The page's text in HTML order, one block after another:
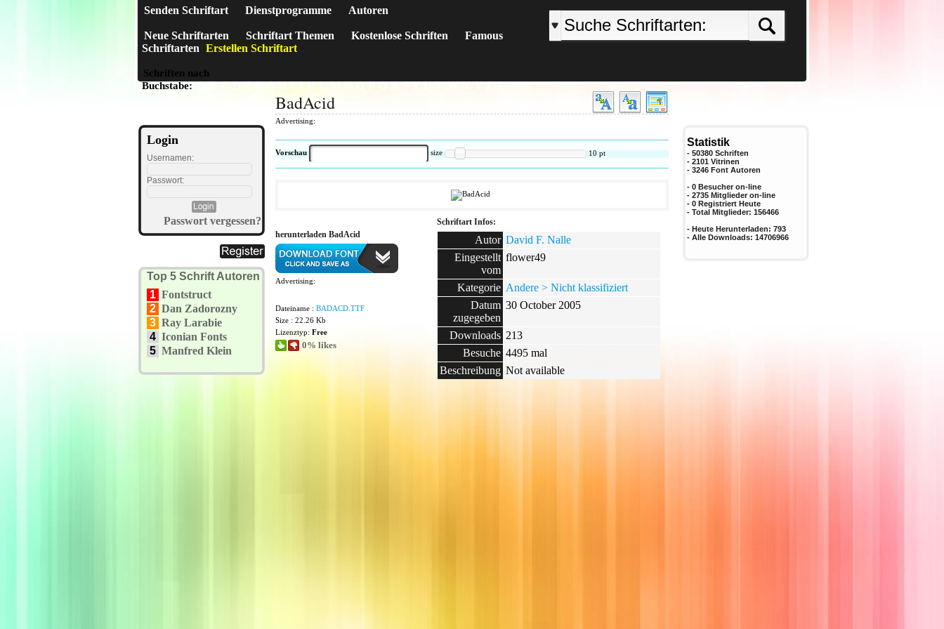
Senden Schriftart Dienstprogramme Autoren
Neue Schriftarten Schriftart Themen Kostenlose Schriften
Famous
Schriftarten Erstellen Schriftart
Schriften nach
Buchstabe: A B C D E F G H I J K L M N O P Q R S T U V W X Y Z #
Login
Usernamen:
Passwort:
Passwort vergessen?
Top 5 Schrift Autoren
1 Fontstruct
2 Dan Zadorozny
3 Ray Larabie
4 Iconian Fonts
5 Manfred Klein
BadAcid
Advertising:
Vorschau size 10 pt
herunterladen BadAcid
Advertising:
Dateiname : BADACD.TTF
Size : 22.26 Kb
Lizenztyp: Free
0% likes
Schriftart Infos:
Autor David F. Nalle
Eingestellt
vom
flower49
Kategorie Andere > Nicht klassifiziert
Datum
zugegeben
30 October 2005
Downloads 213
Besuche 4495 mal
Beschreibung Not available
Statistik
- 50380 Schriften
- 2101 Vitrinen
- 3246 Font Autoren
- 0 Besucher on-line
- 2735 Mitglieder on-line
- 0 Registriert Heute
- Total Mitglieder: 156466
- Heute Herunterladen: 793
- Alle Downloads: 14706966